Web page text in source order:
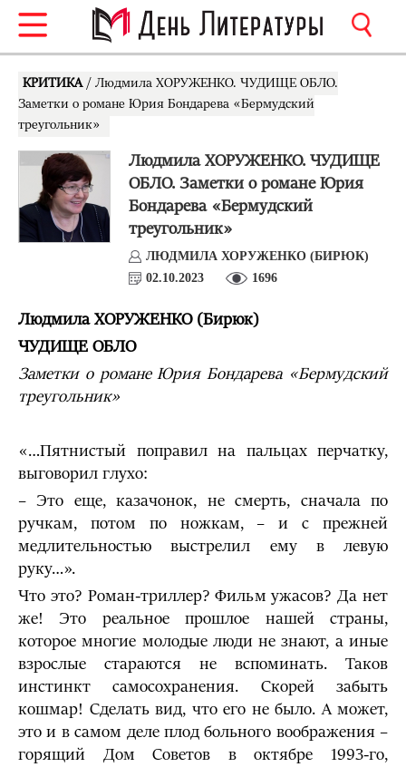
КРИТИКА / Людмила ХОРУЖЕНКО. ЧУДИЩЕ ОБЛО.
Заметки о романе Юрия Бондарева «Бермудский
треугольник»
Людмила ХОРУЖЕНКО. ЧУДИЩЕ
ОБЛО. Заметки о романе Юрия
Бондарева «Бермудский
треугольник»
ЛЮДМИЛА ХОРУЖЕНКО (БИРЮК)
02.10.2023
1696
Людмила ХОРУЖЕНКО (Бирюк)
ЧУДИЩЕ ОБЛО
Заметки о романе Юрия Бондарева «Бермудский
треугольник»
«…Пятнистый поправил на пальцах перчатку,
выговорил глухо:
– Это еще, казачонок, не смерть, сначала по
ручкам, потом по ножкам, – и с прежней
медлительностью выстрелил ему в левую
руку…».
Что это? Роман-триллер? Фильм ужасов? Да нет
же! Это реальное прошлое нашей страны,
которое многие молодые люди не знают, а иные
взрослые стараются не вспоминать. Таков
инстинкт самосохранения. Скорей забыть
кошмар! Сделать вид, что его не было. А может,
это и в самом деле плод больного воображения –
горящий Дом Советов в октябре 1993-го,